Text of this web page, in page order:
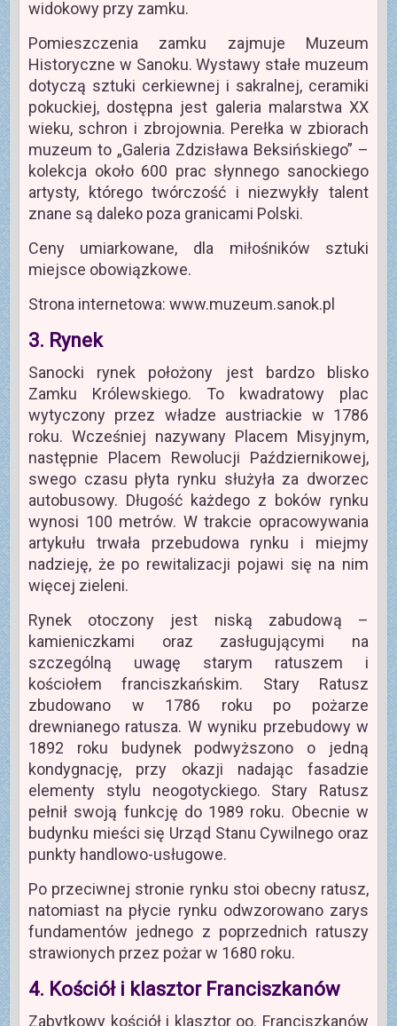
widokowy przy zamku.
Pomieszczenia zamku zajmuje Muzeum
Historyczne w Sanoku. Wystawy stałe muzeum
dotyczą sztuki cerkiewnej i sakralnej, ceramiki
pokuckiej, dostępna jest galeria malarstwa XX
wieku, schron i zbrojownia. Perełka w zbiorach
muzeum to „Galeria Zdzisława Beksińskiego” –
kolekcja około 600 prac słynnego sanockiego
artysty, którego twórczość i niezwykły talent
znane są daleko poza granicami Polski.
Ceny umiarkowane, dla miłośników sztuki
miejsce obowiązkowe.
Strona internetowa: www.muzeum.sanok.pl
3. Rynek
Sanocki rynek położony jest bardzo blisko
Zamku Królewskiego. To kwadratowy plac
wytyczony przez władze austriackie w 1786
roku. Wcześniej nazywany Placem Misyjnym,
następnie Placem Rewolucji Październikowej,
swego czasu płyta rynku służyła za dworzec
autobusowy. Długość każdego z boków rynku
wynosi 100 metrów. W trakcie opracowywania
artykułu trwała przebudowa rynku i miejmy
nadzieję, że po rewitalizacji pojawi się na nim
więcej zieleni.
Rynek otoczony jest niską zabudową –
kamieniczkami oraz zasługującymi na
szczególną uwagę starym ratuszem i
kościołem franciszkańskim. Stary Ratusz
zbudowano w 1786 roku po pożarze
drewnianego ratusza. W wyniku przebudowy w
1892 roku budynek podwyższono o jedną
kondygnację, przy okazji nadając fasadzie
elementy stylu neogotyckiego. Stary Ratusz
pełnił swoją funkcję do 1989 roku. Obecnie w
budynku mieści się Urząd Stanu Cywilnego oraz
punkty handlowo-usługowe.
Po przeciwnej stronie rynku stoi obecny ratusz,
natomiast na płycie rynku odwzorowano zarys
fundamentów jednego z poprzednich ratuszy
strawionych przez pożar w 1680 roku.
4. Kościół i klasztor Franciszkanów
Zabytkowy kościół i klasztor oo. Franciszkanów